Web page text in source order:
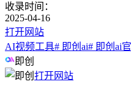
收录时间：
2025-04-16
打开网站
AI视频工具# 即创ai# 即创ai
即创
打开网站